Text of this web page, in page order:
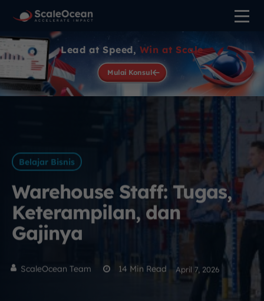
Lead at Speed, Win at Scale
Mulai Konsul
Belajar Bisnis
Warehouse Staff: Tugas,
Keterampilan, dan
Gajinya
ScaleOcean Team 14 Min Read April 7, 2026